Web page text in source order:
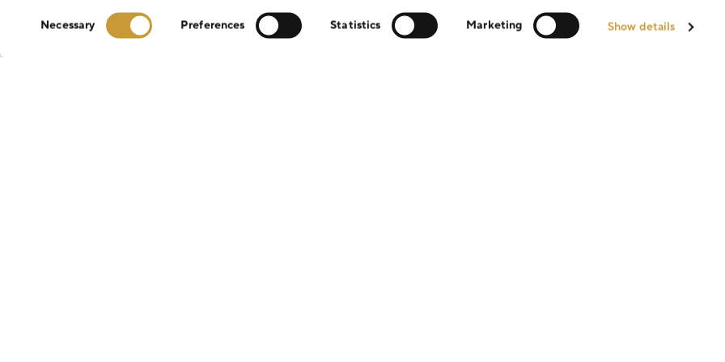
Necessary Preferences Statistics Marketing Show details